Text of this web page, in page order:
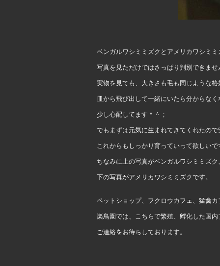
ベンガルワシミミズクとアメリカワシミミ
写真を見ただけではさっぱり判別できませ
実物を見ても、大きさも毛も同じような格
皿から飛び出して一緒にいたら分からなく
少し心配してます＾＾；
でもまずは元気に生まれてきてくれたので
これからもしっかり育っていって欲しいで
ちなみに上の写真がベンガルワシミミズク、
下の写真がアメリカワシミミズクです。
ペットショップ、フクロウカフェ、猛禽カ
楽鳥園では、こちらで繁殖、孵化した国
ご連絡をお待ちしております。